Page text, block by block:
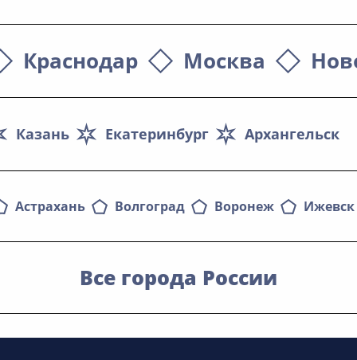
Краснодар Москва
Архангельск
Екатеринбург
Казань
Астрахань Волгоград Воронеж Ижевск
Все города России